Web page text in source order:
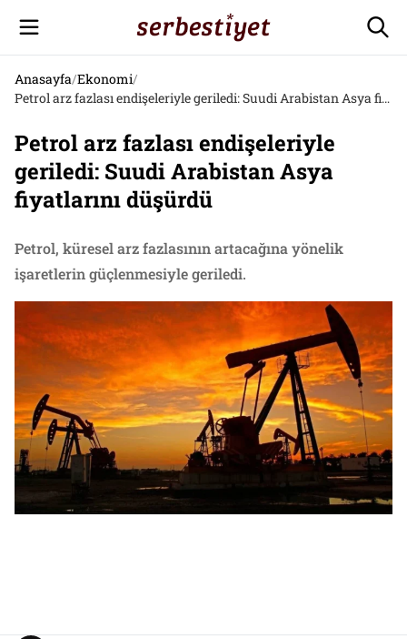
Anasayfa/Ekonomi/
Petrol arz fazlası endişeleriyle geriledi: Suudi Arabistan Asya fiyatlarını düşürdü
Petrol arz fazlası endişeleriyle
geriledi: Suudi Arabistan Asya
fiyatlarını düşürdü
Petrol, küresel arz fazlasının artacağına yönelik
işaretlerin güçlenmesiyle geriledi.